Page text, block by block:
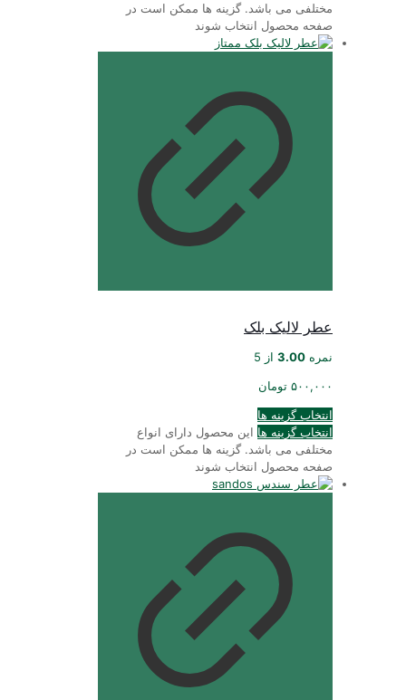
مختلفی می باشد. گزینه ها ممکن است در
صفحه محصول انتخاب شوند
عطر لالیک بلک
نمره 3.00از 5
۵۰۰,۰۰۰ تومان
انتخاب گزینه ها
انتخاب گزینه ها این محصول دارای انواع
مختلفی می باشد. گزینه ها ممکن است در
صفحه محصول انتخاب شوند